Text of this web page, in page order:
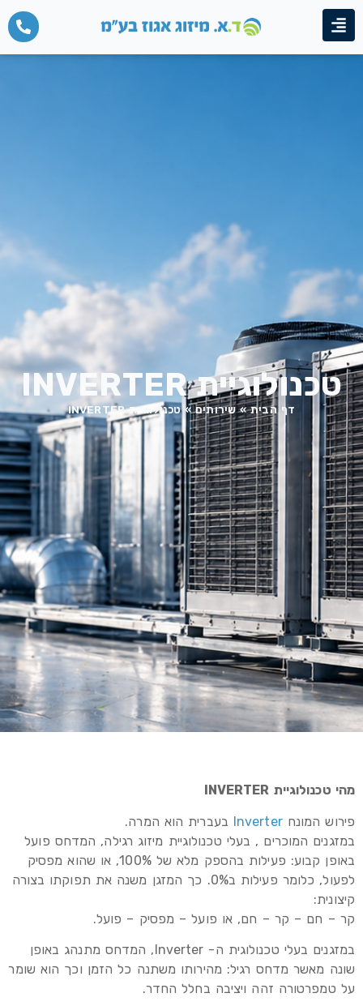
טכנולוגיית INVERTER
דף הבית»שירותים»טכנולוגיית INVERTER
מהי טכנולוגיית INVERTER
פירוש המונחInverter בעברית הוא המרה.
במזגנים המוכרים , בעלי טכנולוגיית מיזוג רגילה, המדחס פועל
באופן קבוע: פעילות בהספק מלא של 100%, או שהוא מפסיק
לפעול, כלומר פעילות ב0%. כך המזגן משנה את תפוקתו בצורה
קיצונית:
קר – חם – קר – חם, או פועל – מפסיק – פועל.
במזגנים בעלי טכנולוגית ה- Inverter, המדחס מתנהג באופן
שונה מאשר מדחס רגיל: מהירותו משתנה כל הזמן וכך הוא שומר
על טמפרטורה זהה ויציבה בחלל החדר.